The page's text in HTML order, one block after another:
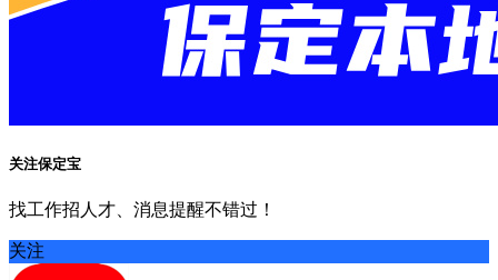
关注保定宝
找工作招人才、消息提醒不错过！
关注